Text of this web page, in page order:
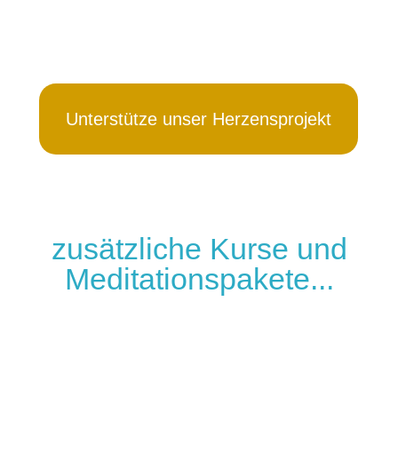
Unterstütze unser Herzensprojekt
zusätzliche Kurse und
Meditationspakete...